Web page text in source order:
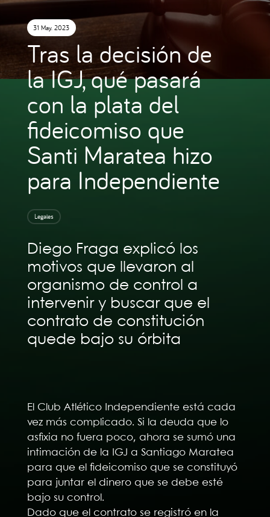
31 May. 2023
Tras la decisión de
la IGJ, qué pasará
con la plata del
fideicomiso que
Santi Maratea hizo
para Independiente
Legales
Diego Fraga explicó los
motivos que llevaron al
organismo de control a
intervenir y buscar que el
contrato de constitución
quede bajo su órbita
El Club Atlético Independiente está cada
vez más complicado. Si la deuda que lo
asfixia no fuera poco, ahora se sumó una
intimación de la IGJ a Santiago Maratea
para que el fideicomiso que se constituyó
para juntar el dinero que se debe esté
bajo su control.
Dado que el contrato se registró en la